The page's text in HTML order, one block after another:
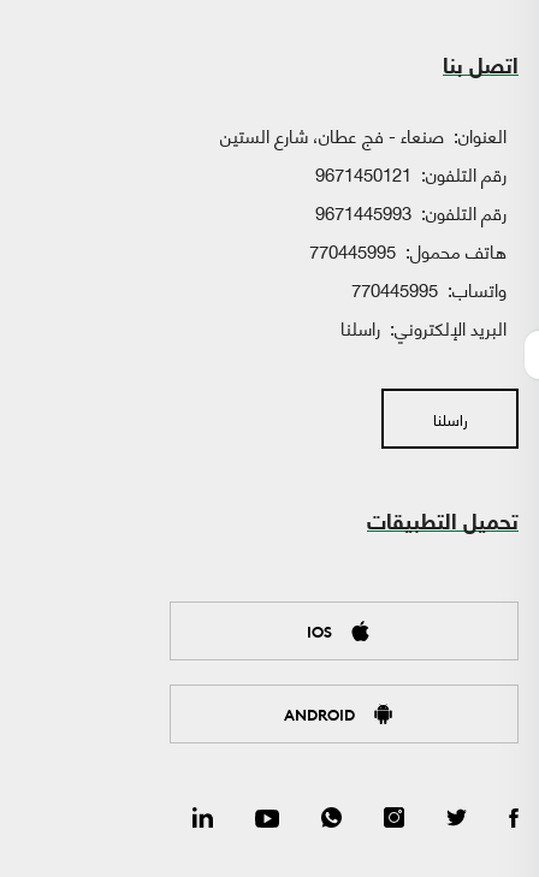
اتصل بنا
العنوان: صنعاء - فج عطان، شارع الستين
رقم التلفون: 9671450121
رقم التلفون: 9671445993
هاتف محمول: 770445995
واتساب:
البريد الإلكتروني: راسلنا
راسلنا
تحميل التطبيقات
IOS
ANDROID